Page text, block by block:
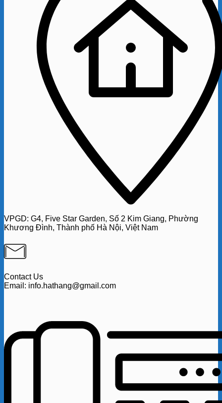
VPGD: G4, Five Star Garden, Số 2 Kim Giang, Phường
Khương Đình, Thành phố Hà Nội, Việt Nam
Contact Us
Email: info.hathang@gmail.com